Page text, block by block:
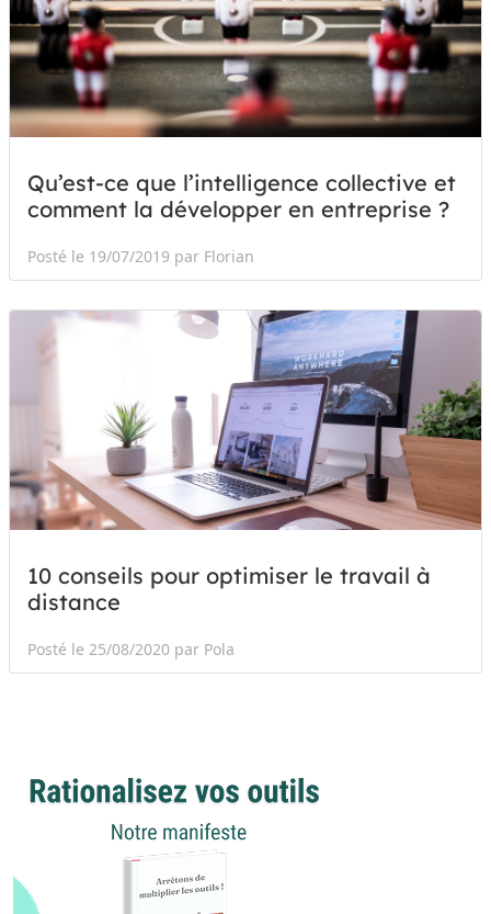
Qu’est-ce que l’intelligence collective et
comment la développer en entreprise ?
Posté le 19/07/2019 par Florian
10 conseils pour optimiser le travail à
distance
Posté le 25/08/2020 par Pola